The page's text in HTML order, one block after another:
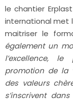
le chantier
international met
maitriser le
également un
l’excellence,
promotion de la
des valeurs
s’inscrivent